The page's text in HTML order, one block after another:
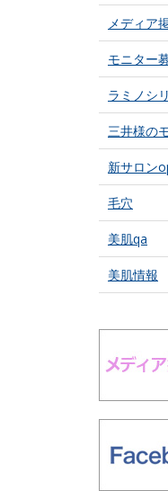
メディア
モニター
ラミノシ
三井様の
新サロン
毛穴
美肌qa
美肌情報